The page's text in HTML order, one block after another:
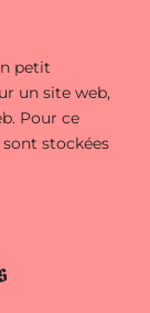
petit
un site web,
Pour ce
stockées